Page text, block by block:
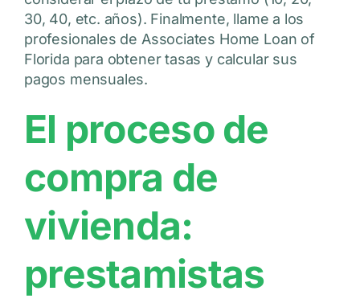
30, 40, etc. años). Finalmente, llame a los
profesionales de Associates Home Loan of
Florida para obtener tasas y calcular sus
pagos mensuales.
El proceso de
compra de
vivienda:
prestamistas